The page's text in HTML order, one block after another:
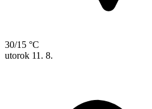
30/15 °C
utorok 11. 8.